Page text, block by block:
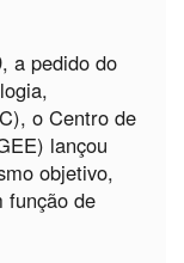
a pedido do
o Centro de
lançou
objetivo,
função de